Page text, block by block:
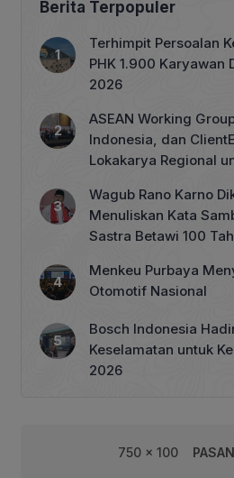
Berita Terpopuler
Terhimpit Persoalan
PHK 1.900 Karyawan
2026
ASEAN Working
Indonesia, dan
Lokakarya Regional
Wagub Rano Karno
Menuliskan Kata
Sastra Betawi 100
Menkeu Purbaya
Otomotif Nasional
Bosch Indonesia
Keselamatan untuk
2026
750 x 100